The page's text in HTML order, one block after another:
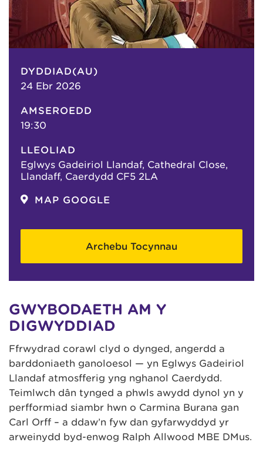
DYDDIAD(AU)
24 Ebr 2026
AMSEROEDD
19:30
LLEOLIAD
Eglwys Gadeiriol Llandaf, Cathedral Close,
Llandaff, Caerdydd CF5 2LA
MAP GOOGLE
Archebu Tocynnau
GWYBODAETH AM Y
DIGWYDDIAD
Ffrwydrad corawl clyd o dynged, angerdd a
barddoniaeth ganoloesol — yn Eglwys Gadeiriol
Llandaf atmosfferig yng nghanol Caerdydd.
Teimlwch dân tynged a phwls awydd dynol yn y
perfformiad siambr hwn o Carmina Burana gan
Carl Orff – a ddaw’n fyw dan gyfarwyddyd yr
arweinydd byd-enwog Ralph Allwood MBE DMus.